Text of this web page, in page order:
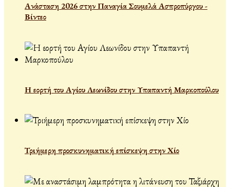
Ανάσταση 2026 στην Παναγία Σουμελά Ασπροπύργου -
Βίντεο
Η εορτή του Αγίου Λεωνίδου στην Υπαπαντή Μαρκοπούλου
Τριήμερη προσκυνηματική επίσκεψη στην Χίο